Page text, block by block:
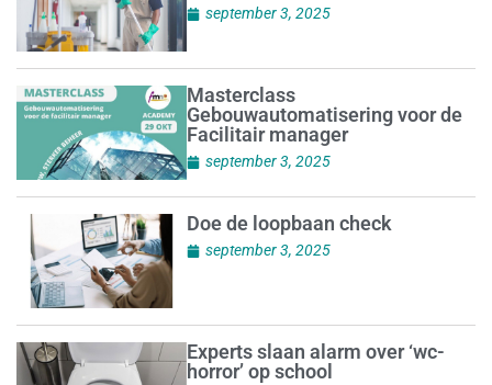
september 3, 2025
Masterclass
Gebouwautomatisering voor de
Facilitair manager
september 3, 2025
Doe de loopbaan check
september 3, 2025
Experts slaan alarm over ‘wc-
horror’ op school